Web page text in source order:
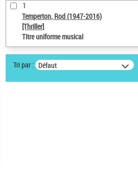
1
Temperton, Rod (1947-2016)
[Thriller]
Titre uniforme musical
Tri par : Défaut